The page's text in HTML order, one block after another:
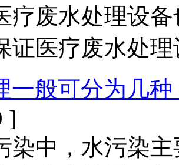
疗废水处理设
证医疗废水处
一般可分为几
]
染中，水污染